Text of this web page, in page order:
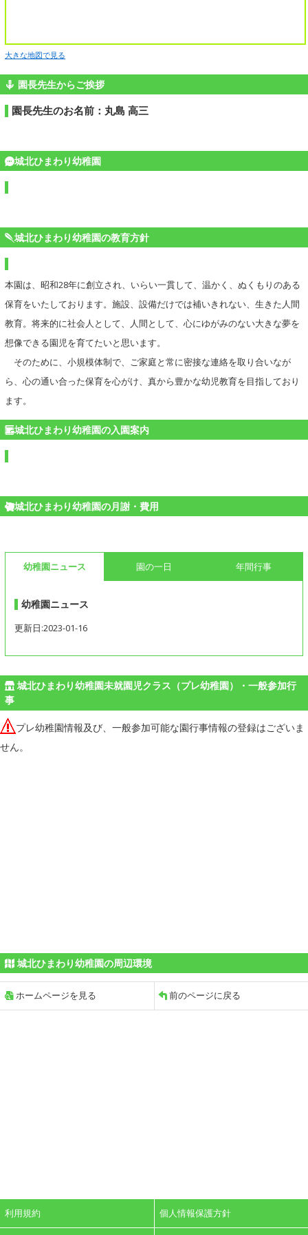
大きな地図で見る
園長先生からご挨拶
園長先生のお名前：丸島 高三
城北ひまわり幼稚園
城北ひまわり幼稚園の教育方針
本園は、昭和28年に創立され、いらい一貫して、温かく、ぬくもりのある
保育をいたしております。施設、設備だけでは補いきれない、生きた人間
教育。将来的に社会人として、人間として、心にゆがみのない大きな夢を
想像できる園児を育てたいと思います。
そのために、小規模体制で、ご家庭と常に密接な連絡を取り合いなが
ら、心の通い合った保育を心がけ、真から豊かな幼児教育を目指しており
ます。
城北ひまわり幼稚園の入園案内
城北ひまわり幼稚園の月謝・費用
幼稚園ニュース 園の一日 年間行事
幼稚園ニュース
更新日:2023-01-16
城北ひまわり幼稚園未就園児クラス（プレ幼稚園）・一般参加行
事
プレ幼稚園情報及び、一般参加可能な園行事情報の登録はございま
せん。
城北ひまわり幼稚園の周辺環境
ホームページを見る 前のページに戻る
利用規約 個人情報保護方針